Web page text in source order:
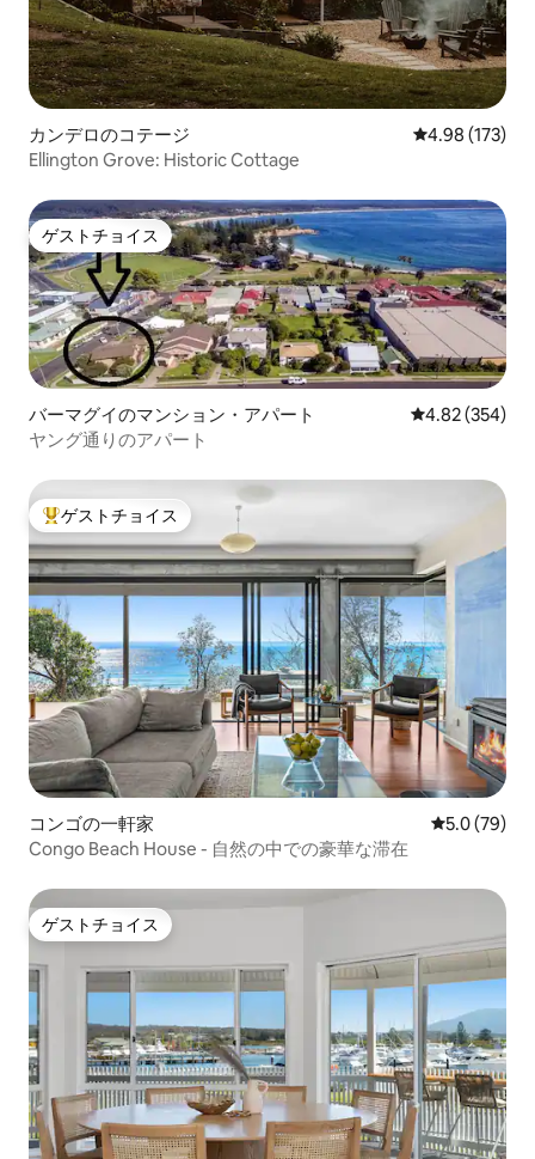
カンデロのコテージ レビュー173
4.98 (173)
Ellington Grove: Historic Cottage
ゲストチョイス
ゲストチョイス
バーマグイのマンション・アパート レビュー354
4.82 (354)
ヤング通りのアパート
大好評のゲストチョイスです。
ゲストチョイス
コンゴの一軒家 レビュー79
5.0 (79)
Congo Beach House - 自然の中での豪華な滞在
ゲストチョイス
ゲストチョイス